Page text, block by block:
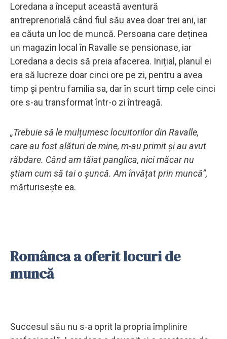
Loredana a început această aventură
antreprenorială când fiul său avea doar trei ani, iar
ea căuta un loc de muncă. Persoana care deținea
un magazin local în Ravalle se pensionase, iar
Loredana a decis să preia afacerea. Inițial, planul ei
era să lucreze doar cinci ore pe zi, pentru a avea
timp și pentru familia sa, dar în scurt timp cele cinci
ore s-au transformat într-o zi întreagă.
„Trebuie să le mulțumesc locuitorilor din Ravalle,
care au fost alături de mine, m-au primit și au avut
răbdare. Când am tăiat panglica, nici măcar nu
știam cum să tai o șuncă. Am învățat prin muncă”,
mărturisește ea.
Românca a oferit locuri de
muncă
Succesul său nu s-a oprit la propria împlinire